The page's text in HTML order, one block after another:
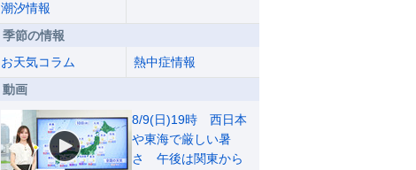
潮汐情報
季節の情報
お天気コラム
熱中症情報
動画
8/9(日)19時 西日本
や東海で厳しい暑
さ 午後は関東から